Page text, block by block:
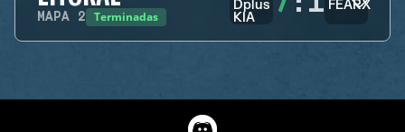
MAPA 2 Terminadas